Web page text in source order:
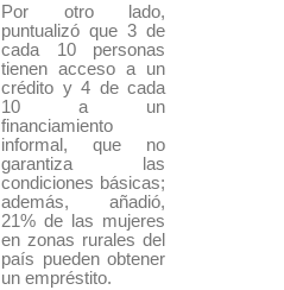
Por otro lado,
puntualizó que 3 de
cada 10 personas
tienen acceso a un
crédito y 4 de cada
10 a un
financiamiento
informal, que no
garantiza las
condiciones básicas;
además, añadió,
21% de las mujeres
en zonas rurales del
país pueden obtener
un empréstito.